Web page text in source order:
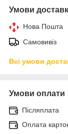
Умови
Нова Пошта
Самовивіз
Всі умови
Умови оплати
Післяплата
Оплата